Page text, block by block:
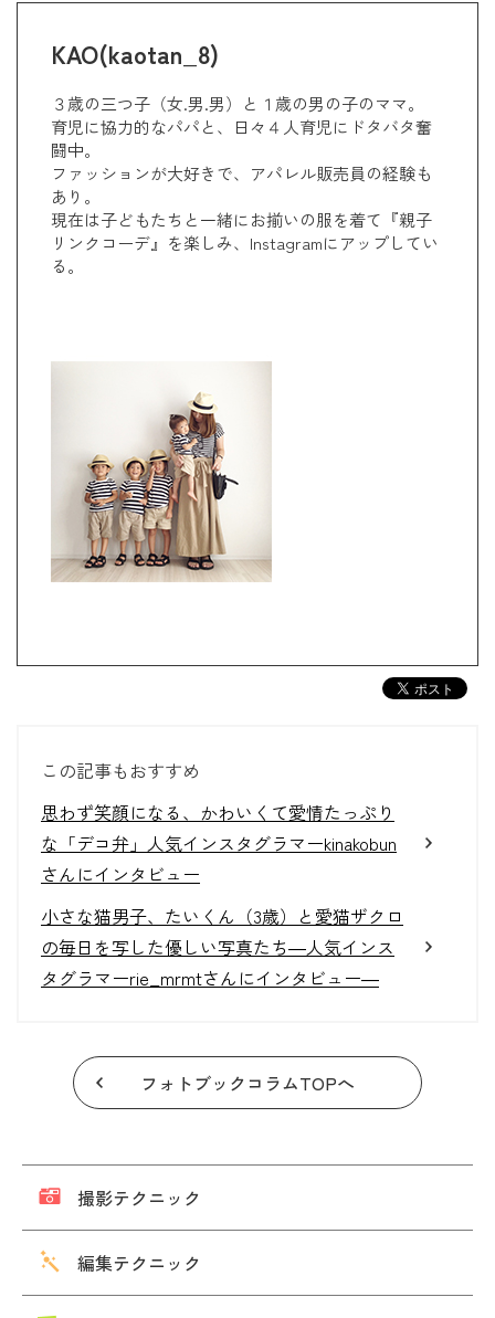
KAO(kaotan_8)
３歳の三つ子（女.男.男）と１歳の男の子のママ。
育児に協力的なパパと、日々４人育児にドタバタ奮
闘中。
ファッションが大好きで、アパレル販売員の経験も
あり。
現在は子どもたちと一緒にお揃いの服を着て『親子
リンクコーデ』を楽しみ、Instagramにアップしてい
る。
この記事もおすすめ
思わず笑顔になる、かわいくて愛情たっぷり
な「デコ弁」人気インスタグラマーkinakobun
さんにインタビュー
小さな猫男子、たいくん（3歳）と愛猫ザクロ
の毎日を写した優しい写真たち―人気インス
タグラマーrie_mrmtさんにインタビュー―
フォトブックコラムTOPへ
撮影テクニック
編集テクニック